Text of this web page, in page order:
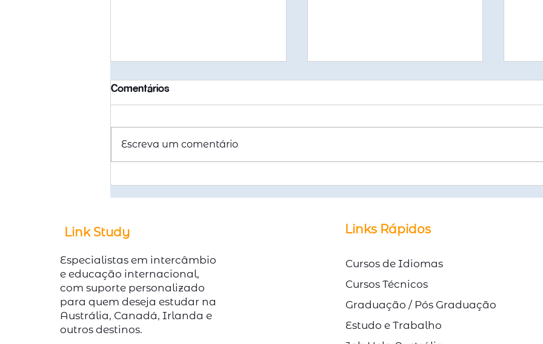
Quanto custa morar na
Austrália em 2026? Um
Emitir ou Renovar
Passaporte com redução de
Comentários
Escreva um comentário
© Direitos Autorais Link Study
Link Study
Especialistas em intercâmbio
e educação internacional,
com suporte personalizado
para quem deseja estudar na
Austrália, Canadá, Irlanda e
outros destinos.
Links Rápidos
Cursos de Idiomas
Cursos Técnicos
Graduação / Pós Graduação
Estudo e Trabalho